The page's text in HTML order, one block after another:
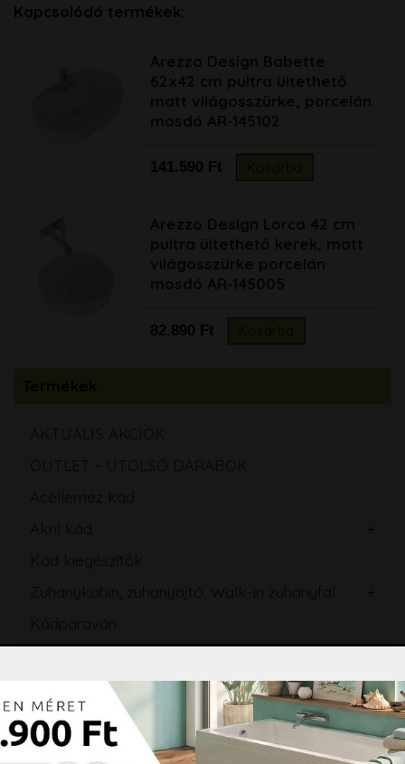
Kapcsolódó termékek:
Arezzo Design Babette
62x42 cm pultra ültethető
matt világosszürke, porcelán
mosdó AR-145102
141.590 Ft
Arezzo Design Lorca 42 cm
pultra ültethető kerek, matt
világosszürke porcelán
mosdó AR-145005
82.890 Ft
AKTUÁLIS AKCIÓK
OUTLET - UTOLSÓ DARABOK
Acéllemez kád
Akril kád
Kád kiegészítők
Zuhanykabin, zuhanyajtó, Walk-in zuhanyfal
Kádparaván
WC tartály
Csaptelep